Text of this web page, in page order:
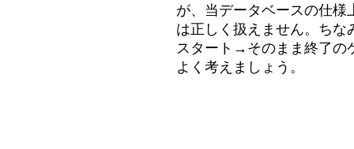
が、当データベースの仕様
は正しく扱えません。ちな
スタート→そのまま終了の
よく考えましょう。